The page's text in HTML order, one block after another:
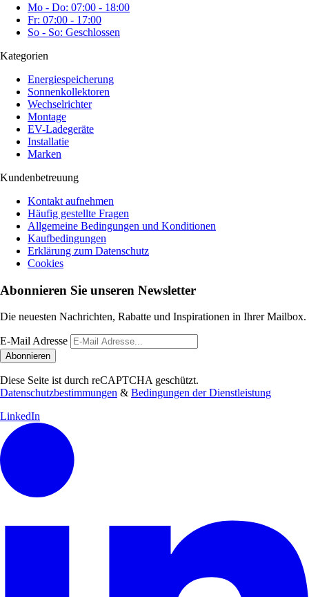
Mo - Do: 07:00 - 18:00
Fr: 07:00 - 17:00
So - So: Geschlossen
Kategorien
Energiespeicherung
Sonnenkollektoren
Wechselrichter
Montage
EV-Ladegeräte
Installatie
Marken
Kundenbetreuung
Kontakt aufnehmen
Häufig gestellte Fragen
Allgemeine Bedingungen und Konditionen
Kaufbedingungen
Erklärung zum Datenschutz
Cookies
Abonnieren Sie unseren Newsletter
Die neuesten Nachrichten, Rabatte und Inspirationen in Ihrer Mailbox.
E-Mail Adresse
Abonnieren
Diese Seite ist durch reCAPTCHA geschützt.
Datenschutzbestimmungen & Bedingungen der Dienstleistung
LinkedIn